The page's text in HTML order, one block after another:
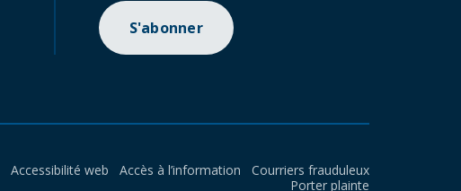
S'abonner
Accessibilité web Accès à l’information
Courriers frauduleux
Porter plainte